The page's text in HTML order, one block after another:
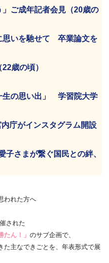
ご成年記者会見（20歳の
思いを馳せて 卒業論文を
歳の頃）
生の思い出」 学習院大学
庁がインスタグラム開設
さまが繋ぐ国民との絆、
われた方へ
された
たん！」 のサブ企画で、
た主なできごとを、年表形式で展